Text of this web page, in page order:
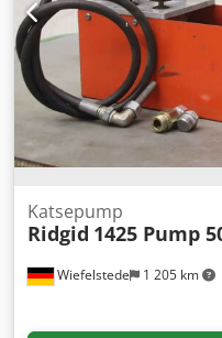
Wiefelstede 1 205 km
Katsepump
Ridgid 1425 Pump